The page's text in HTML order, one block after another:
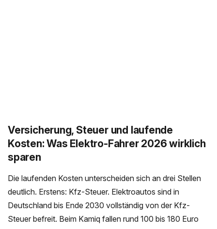
Versicherung, Steuer und laufende
Kosten: Was Elektro-Fahrer 2026 wirklich
sparen
Die laufenden Kosten unterscheiden sich an drei Stellen
deutlich. Erstens: Kfz-Steuer. Elektroautos sind in
Deutschland bis Ende 2030 vollständig von der Kfz-
Steuer befreit. Beim Kamiq fallen rund 100 bis 180 Euro